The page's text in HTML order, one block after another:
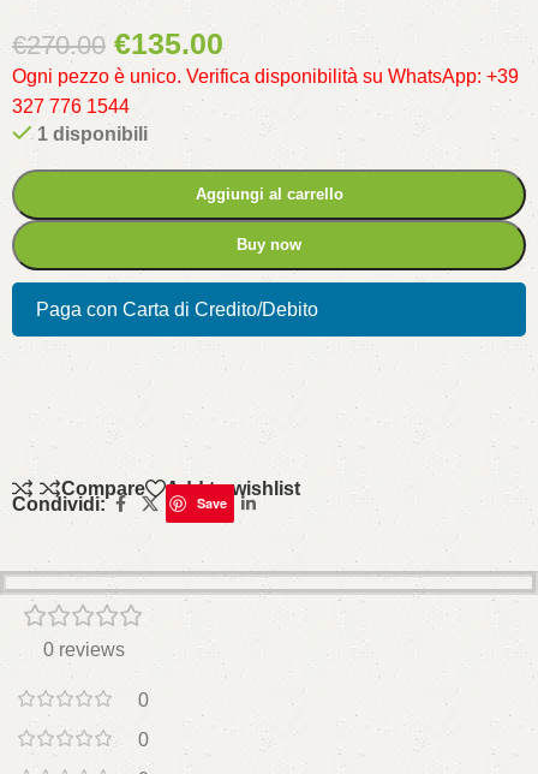
€270.00 €135.00
Ogni pezzo è unico. Verifica disponibilità su WhatsApp: +39
327 776 1544
1 disponibili
Aggiungi al carrello
Buy now
Paga con Carta di Credito/Debito
Compare Add to wishlist
Condividi: Save
0 reviews
0
0